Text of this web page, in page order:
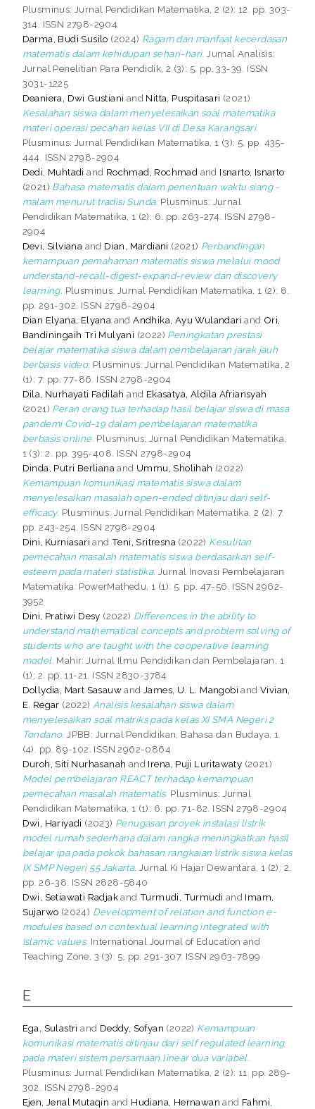
Plusminus: Jurnal Pendidikan Matematika, 2 (2): 12. pp. 303-
314. ISSN 2798-2904
Darma, Budi Susilo (2024) Ragam dan manfaat kecerdasan
matematis dalam kehidupan sehari-hari. Jurnal Analisis:
Jurnal Penelitian Para Pendidik, 2 (3): 5. pp. 33-39. ISSN
3031-1225
Deaniera, Dwi Gustiani and Nitta, Puspitasari (2021)
Kesalahan siswa dalam menyelesaikan soal matematika
materi operasi pecahan kelas VII di Desa Karangsari.
Plusminus: Jurnal Pendidikan Matematika, 1 (3): 5. pp. 435-
444. ISSN 2798-2904
Dedi, Muhtadi and Rochmad, Rochmad and Isnarto, Isnarto
(2021) Bahasa matematis dalam penentuan waktu siang -
malam menurut tradisi Sunda. Plusminus: Jurnal
Pendidikan Matematika, 1 (2): 6. pp. 263-274. ISSN 2798-
2904
Devi, Silviana and Dian, Mardiani (2021) Perbandingan
kemampuan pemahaman matematis siswa melalui mood
understand-recall-digest-expand-review dan discovery
learning. Plusminus: Jurnal Pendidikan Matematika, 1 (2): 8.
pp. 291-302. ISSN 2798-2904
Dian Elyana, Elyana andAndhika, Ayu Wulandari and Ori,
Bandiningaih Tri Mulyani (2022) Peningkatan prestasi
belajar matematika siswa dalam pembelajaran jarak jauh
berbasis video. Plusminus: Jurnal Pendidikan Matematika, 2
(1): 7. pp. 77-86. ISSN 2798-2904
Dila, Nurhayati Fadilah and Ekasatya, Aldila Afriansyah
(2021) Peran orang tua terhadap hasil belajar siswa di masa
pandemi Covid-19 dalam pembelajaran matematika
berbasis online. Plusminus: Jurnal Pendidikan Matematika,
1 (3): 2. pp. 395-408. ISSN 2798-2904
Dinda, Putri Berliana and Ummu, Sholihah (2022)
Kemampuan komunikasi matematis siswa dalam
menyelesaikan masalah open-ended ditinjau dari self-
efficacy. Plusminus: Jurnal Pendidikan Matematika, 2 (2): 7.
pp. 243-254. ISSN 2798-2904
Dini, Kurniasari andTeni, Sritresna (2022) Kesulitan
pemecahan masalah matematis siswa berdasarkan self-
esteem pada materi statistika. Jurnal Inovasi Pembelajaran
Matematika: PowerMathedu, 1 (1): 5. pp. 47-56. ISSN 2962-
3952
Dini, Pratiwi Desy (2022) Differences in the ability to
understand mathematical concepts and problem solving of
students who are taught with the cooperative learning
model. Mahir: Jurnal Ilmu Pendidikan dan Pembelajaran, 1
(1): 2. pp. 11-21. ISSN 2830-3784
Dollydia, Mart SasauwandJames, U. L. Mangobi andVivian,
E. Regar (2022) Analisis kesalahan siswa dalam
menyelesaikan soal matriks pada kelas XI SMA Negeri 2
Tondano. JPBB: Jurnal Pendidikan, Bahasa dan Budaya, 1
(4). pp. 89-102. ISSN 2962-0864
Duroh, Siti Nurhasanah and Irena, Puji Luritawaty (2021)
Model pembelajaran REACT terhadap kemampuan
pemecahan masalah matematis. Plusminus: Jurnal
Pendidikan Matematika, 1 (1): 6. pp. 71-82. ISSN 2798-2904
Dwi, Hariyadi (2023) Penugasan proyek instalasi listrik
model rumah sederhana dalam rangka meningkatkan hasil
belajar ipa pada pokok bahasan rangkaian listrik siswa kelas
IX SMP Negeri 55 Jakarta. Jurnal Ki Hajar Dewantara, 1 (2): 2.
pp. 26-38. ISSN 2828-5840
Dwi, Setiawati RadjakandTurmudi, Turmudi and Imam,
Sujarwo (2024) Development of relation and function e-
modules based on contextual learning integrated with
Islamic values. International Journal of Education and
Teaching Zone, 3 (3): 5. pp. 291-307. ISSN 2963-7899
E
Ega, Sulastri and Deddy, Sofyan (2022) Kemampuan
komunikasi matematis ditinjau dari self regulated learning
pada materi sistem persamaan linear dua variabel.
Plusminus: Jurnal Pendidikan Matematika, 2 (2): 11. pp. 289-
302. ISSN 2798-2904
Ejen, Jenal Mutaqin and Hudiana, Hernawan and Fahmi,